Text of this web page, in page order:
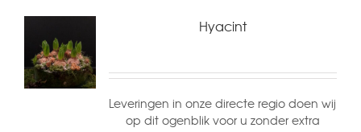
Hyacint
Leveringen in onze directe regio doen wij
op dit ogenblik voor u zonder extra